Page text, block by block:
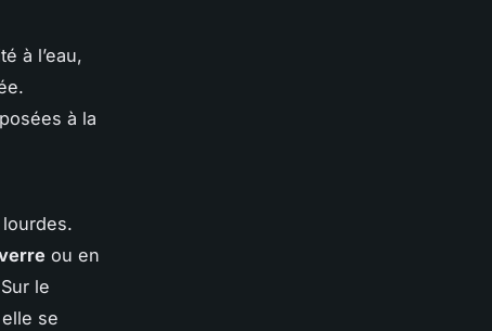
à l’eau,
à la
ou en
le
se